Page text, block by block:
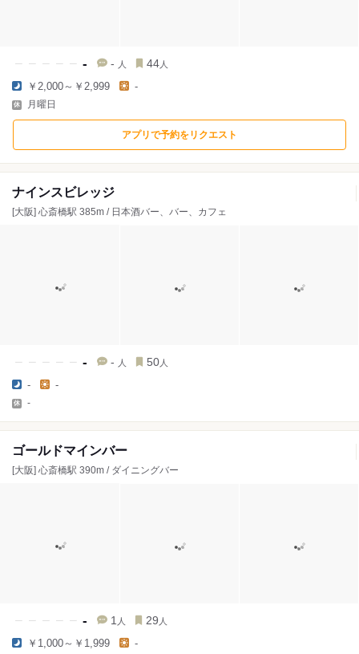
- - 人 44 人
￥2,000～￥2,999 -
月曜日
アプリで予約をリクエスト
ナインスビレッジ
[大阪] 心斎橋駅 385m / 日本酒バー、バー、カフェ
- - 人 50 人
- -
-
ゴールドマインバー
[大阪] 心斎橋駅 390m / ダイニングバー
- 1 人 29 人
￥1,000～￥1,999 -